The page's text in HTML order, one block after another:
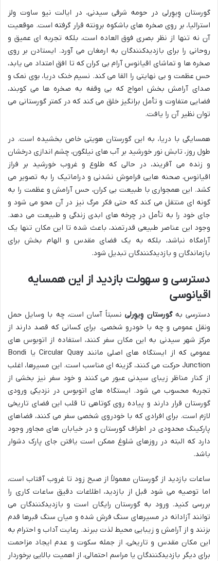
گورستان وِیوِرلی در حومه شرقی سیدنی، در ایالت نیو ساوت ولز
استرالیا، بر روی صخره های باشکوه برونته قرار گرفته است. موقعیت
آن نه تنها از نظر بصری فوق العاده است، بلکه تجربه ای عمیق و
روحانی را برای بازدیدکنندگان به ارمغان می آورد. ایستادن بر روی
صخره ها و تماشای اقیانوس آرام بی کران که تا افق امتداد می یابد،
حس عظمت و بی نهایتی را القا می کند. نسیم خنک دریا، بوی نمک و
صدای آرامش بخش امواج که بی وقفه به صخره ها می کوبند،
فضایی متفاوت و تأمل برانگیز خلق می کند که در کمتر گورستانی می
توان نظیر آن را یافت.
همسایگی با دریا، به این گورستان هویتی خاص بخشیده است. در
طول روز، تابش نور خورشید بر آب های نیلگون، چشم اندازی درخشان
و زنده می آفریند، در حالی که طلوع و غروب خورشید بر فراز
اقیانوس، صحنه هایی فراموش نشدنی و دراماتیک را به تصویر می
کشد. این همجواری با طبیعت بی کران، حس آرامش و عظمت را به
گونه ای منتقل می کند که حتی فکر مرگ نیز در آن محو می شود و
جای خود را به تأمل در چرخه های ابدی زندگی و طبیعت می دهد.
وجود این عناصر طبیعی قدرتمند، باعث شده تا این مکان تنها یک
آرامگاه نباشد، بلکه به یک فضای مقدس و الهام بخش برای
بازماندگان و بازدیدکنندگان تبدیل شود.
دسترسی و سهولت بازدید از این همسایه
اقیانوسی
دسترسی بهگورستان وِیوِرلینسبتاً آسان است، چه با وسایل حمل
ونقل عمومی و چه با خودرو شخصی. برای کسانی که قصد دارند از
مرکز شهر سیدنی به این مکان سفر کنند، استفاده از اتوبوس های
عمومی که از ایستگاه های اصلی مانند Circular Quay یا Bondi
Junction حرکت می کنند، گزینه ای مناسب است. این مسیرها، اغلب
از کنار مناظر زیبای سیدنی عبور می کنند و خود سفر نیز بخشی از
تجربه محسوب می شود. ایستگاه های اتوبوس در نزدیکی ورودی
گورستان قرار دارند و پیاده روی کوتاهی تا قلب این فضای تاریخی
لازم است. برای افرادی که با خودروی شخصی سفر می کنند، فضاهای
پارکینگ محدودی در اطراف گورستان و در خیابان های مجاور وجود
دارد که البته در روزهای شلوغ ممکن است یافتن جای پارک دشوار
باشد.
ساعات بازدید از گورستان معمولاً از صبح زود تا غروب آفتاب است،
اما توصیه می شود قبل از بازدید، اطلاعات دقیق ساعات کاری را
بررسی کنید. ورود به گورستان رایگان است و بازدیدکنندگان می
توانند آزادانه در مسیرهای سنگ فرش شده و میان سنگ قبرها قدم
بزنند و از آرامش و زیبایی محیط لذت ببرند. رعایت آداب و احترام به
این مکان مقدس و تاریخی، از جمله سکوت و عدم ایجاد مزاحمت
برای دیگر بازدیدکنندگان یا مراسم احتمالی، از اهمیت بالایی برخوردار